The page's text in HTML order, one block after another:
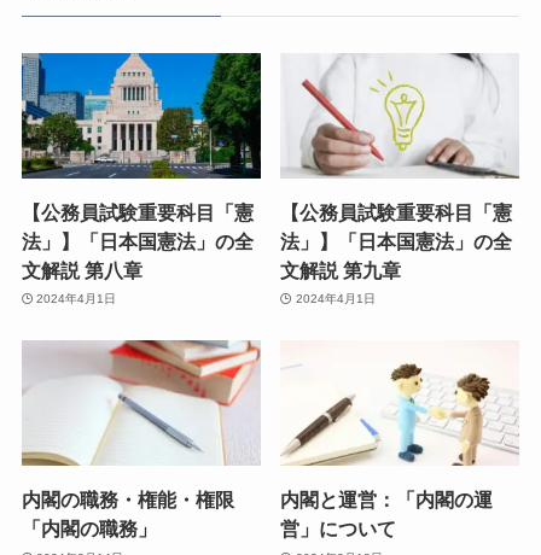
【公務員試験重要科目「憲
法」】「日本国憲法」の全
文解説 第八章
2024年4月1日
【公務員試験重要科目「憲
法」】「日本国憲法」の全
文解説 第九章
2024年4月1日
内閣の職務・権能・権限
「内閣の職務」
内閣と運営：「内閣の運
営」について